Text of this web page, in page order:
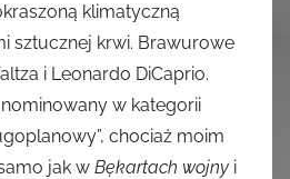
klimatyczną
sztucznej krwi. Brawurowe
i Leonardo DiCaprio.
w kategorii
chociaż moim
jak w Bękartach wojny i